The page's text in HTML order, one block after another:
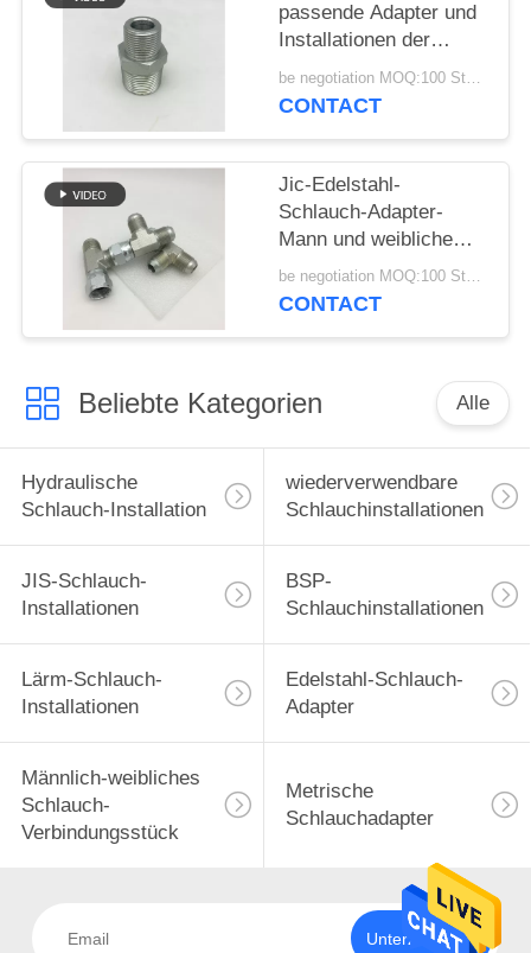
passende Adapter und
Installationen der
Schlauchleitung
männlicher hoher
be negotiation MOQ:100 Stücke
CONTACT
Jic-Edelstahl-
Schlauch-Adapter-
Mann und weibliche
hydraulische T-
Verschraubung
be negotiation MOQ:100 Stücke
CONTACT
Beliebte Kategorien Alle
Hydraulische
Schlauch-Installation
wiederverwendbare
Schlauchinstallationen
JIS-Schlauch-
Installationen
BSP-
Schlauchinstallationen
Lärm-Schlauch-
Installationen
Edelstahl-Schlauch-
Adapter
Männlich-weibliches
Schlauch-
Verbindungsstück
Metrische
Schlauchadapter
Unterzeichnen